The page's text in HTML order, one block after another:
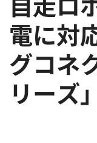
自走ロ
電に対
グコネ
リーズ